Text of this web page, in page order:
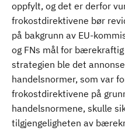
oppfylt, og det er derfor
frokostdirektivene bør
på bakgrunn av EU-
og FNs mål for
strategien ble det
handelsnormer, som var
frokostdirektivene på
handelsnormene, skulle
tilgjengeligheten av